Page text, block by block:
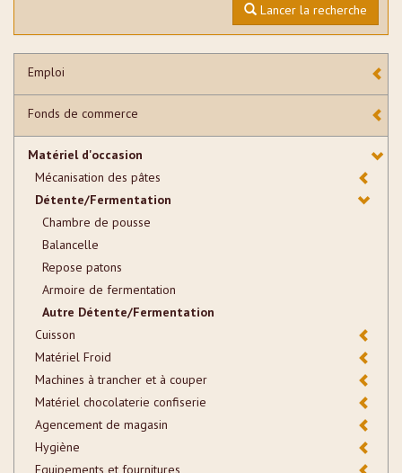
Lancer la recherche
Emploi
Fonds de commerce
Matériel d'occasion
Mécanisation des pâtes
Détente/Fermentation
Chambre de pousse
Balancelle
Repose patons
Armoire de fermentation
Autre Détente/Fermentation
Cuisson
Matériel Froid
Machines à trancher et à couper
Matériel chocolaterie confiserie
Agencement de magasin
Hygiène
Equipements et fournitures